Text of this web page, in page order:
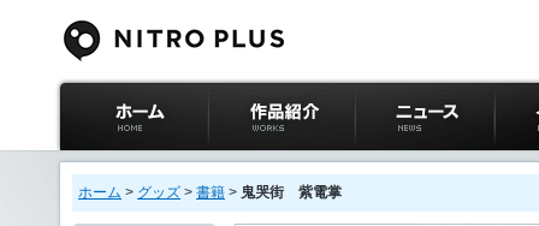
ニトロプラス公式
サイト ホーム
作品紹介 ニュース イベ
ホーム > グッズ > 書籍 > 鬼哭街 紫電掌